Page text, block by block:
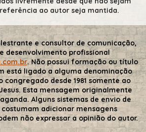
ao autor seja mantida.
e consultor de comunicação,
desenvolvimento profissional
. Não possui formação ou título
está ligado a alguma denominação
congregado desde 1981 somente ao
Esta mensagem originalmente
Alguns sistemas de envio de
costumam adicionar mensagens
não expressar a opinião do autor.